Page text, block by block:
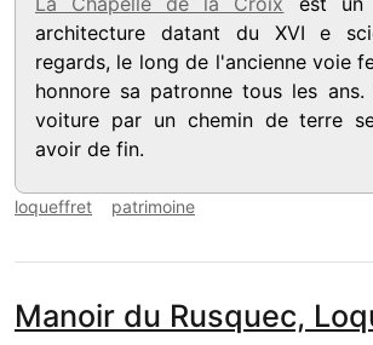
architecture datant du XVI e
regards, le long de l'ancienne voie
honnore sa patronne tous les
voiture par un chemin de terre
avoir de fin.
loqueffret patrimoine
Manoir du Rusquec,